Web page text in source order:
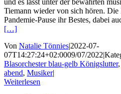
und es lässt unter der bewährten
Tiemann wieder von sich hören.
Pandemie-Pause ihr Bestes, dabei
[…]
Von Natalie Tönnies|2022-07-
07T14:27:24+02:0009/07/2022|
Blasorchester blau-gelb Königslutter,
abend, Musiker|
Weiterlesen